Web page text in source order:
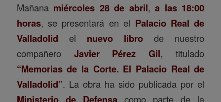
Mañana miércoles 28 de abril,a las 18:00
horas, se presentará en el Palacio Real de
Valladolid el nuevo libro de nuestro
compañero Javier Pérez Gil, titulado
“Memorias de la Corte. El Palacio Real de
Valladolid”. La obra ha sido publicada por el
Ministerio de Defensa como parte de la